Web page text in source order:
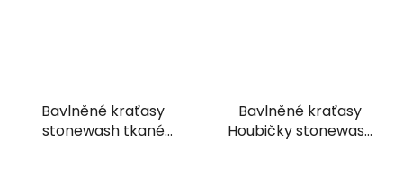
Bavlněné kraťasy
stonewash tkané
Bavlněné kraťasy
Houbičky stonewash